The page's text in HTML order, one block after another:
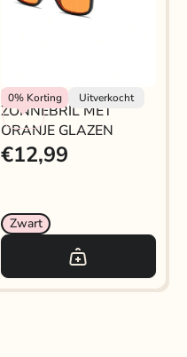
0%Korting Uitverkocht
Rokjeklokje
ZONNEBRIL MET
ORANJE GLAZEN
€12,99
Zwart